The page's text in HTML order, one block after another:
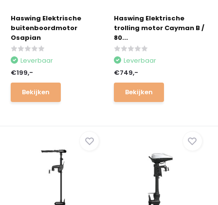
Haswing Elektrische
buitenboordmotor
Osapian
Leverbaar
€199,-
Bekijken
Haswing Elektrische
trolling motor Cayman B /
80...
Leverbaar
€749,-
Bekijken